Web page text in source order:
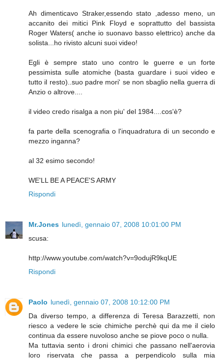
Ah dimenticavo Straker,essendo stato ,adesso meno, un
accanito dei mitici Pink Floyd e soprattutto del bassista
Roger Waters( anche io suonavo basso elettrico) anche da
solista...ho rivisto alcuni suoi video!
Egli è sempre stato uno contro le guerre e un forte
pessimista sulle atomiche (basta guardare i suoi video e
tutto il resto)..suo padre mori' se non sbaglio nella guerra di
Anzio o altrove....
il video credo risalga a non piu' del 1984....cos'è?
fa parte della scenografia o l'inquadratura di un secondo e
mezzo inganna?
al 32 esimo secondo!
WE'LL BE A PEACE'S ARMY
Rispondi
Mr.Jones lunedì, gennaio 07, 2008 10:01:00 PM
scusa:
http://www.youtube.com/watch?v=9odujR9kqUE
Rispondi
Paolo lunedì, gennaio 07, 2008 10:12:00 PM
Da diverso tempo, a differenza di Teresa Barazzetti, non
riesco a vedere le scie chimiche perchè qui da me il cielo
continua da essere nuvoloso anche se piove poco o nulla.
Ma tuttavia sento i droni chimici che passano nell'aerovia
loro riservata che passa a perpendicolo sulla mia